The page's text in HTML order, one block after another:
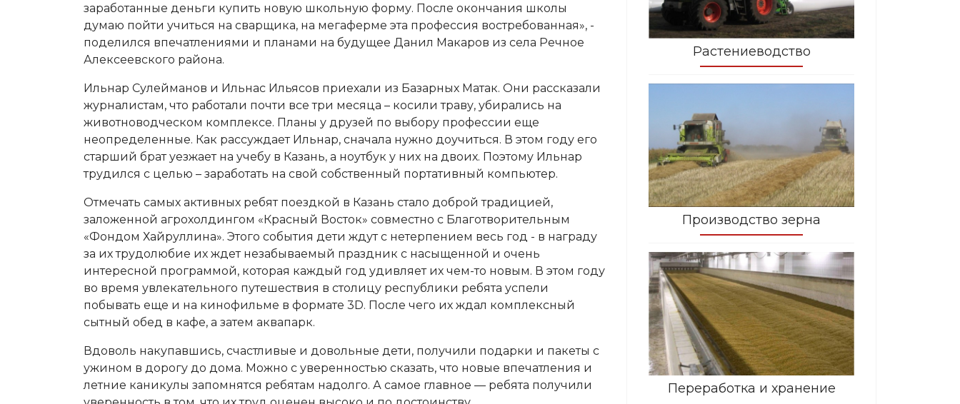
заработанные деньги купить новую школьную форму. После окончания школы
думаю пойти учиться на сварщика, на мегаферме эта профессия востребованная», -
поделился впечатлениями и планами на будущее Данил Макаров из села Речное
Алексеевского района.
Ильнар Сулейманов и Ильнас Ильясов приехали из Базарных Матак. Они рассказали
журналистам, что работали почти все три месяца – косили траву, убирались на
животноводческом комплексе. Планы у друзей по выбору профессии еще
неопределенные. Как рассуждает Ильнар, сначала нужно доучиться. В этом году его
старший брат уезжает на учебу в Казань, а ноутбук у них на двоих. Поэтому Ильнар
трудился с целью – заработать на свой собственный портативный компьютер.
Отмечать самых активных ребят поездкой в Казань стало доброй традицией,
заложенной агрохолдингом «Красный Восток» совместно с Благотворительным
«Фондом Хайруллина». Этого события дети ждут с нетерпением весь год - в награду
за их трудолюбие их ждет незабываемый праздник с насыщенной и очень
интересной программой, которая каждый год удивляет их чем-то новым. В этом году
во время увлекательного путешествия в столицу республики ребята успели
побывать еще и на кинофильме в формате 3D. После чего их ждал комплексный
сытный обед в кафе, а затем аквапарк.
Вдоволь накупавшись, счастливые и довольные дети, получили подарки и пакеты с
ужином в дорогу до дома. Можно с уверенностью сказать, что новые впечатления и
летние каникулы запомнятся ребятам надолго. А самое главное — ребята получили
Растениеводство
Производство зерна
Переработка и хранение